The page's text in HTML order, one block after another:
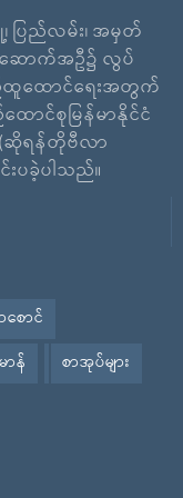
ပြည်လမ်း၊ အမှတ်
ဆောက်အဦ၌ လွပ်
ည်ထူထောင်ရေးအတွက်
ောင်စုမြန်မာနိုင်ငံ
(ဆိုရန်တိုဗီလာ
ပခဲ့ပါသည်။
ောင်
ာန်
စာအုပ်များ